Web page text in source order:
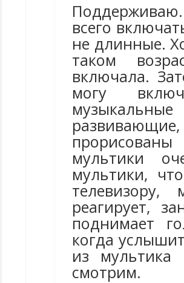
всего
не длинные.
таком
включала.
могу
мультики
мультики,
реагирует,
поднимает
когда
из
смотрим.